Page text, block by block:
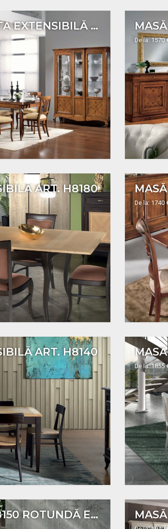
MASĂ PĂTRATĂ EXTENSIBILĂ ART. H581
De la: 1570
ART. H8180
De la: 1740
ART. H8140
De la: 1855
MASĂ ART. H8150 ROTUNDĂ EXTENSIBILĂ